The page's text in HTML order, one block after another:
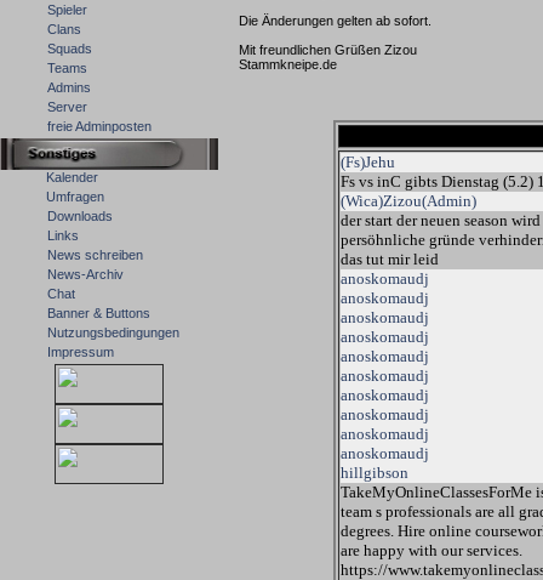
Spieler
Clans
Squads
Teams
Admins
Server
freie Adminposten
Kalender
Umfragen
Downloads
Links
News schreiben
News-Archiv
Chat
Banner & Buttons
Nutzungsbedingungen
Impressum
Die Änderungen gelten ab sofort.
Mit freundlichen Grüßen Zizou
Stammkneipe.de
(Fs)Jehu
Fs vs inC gibts Dienstag (5.2)
(Wica)Zizou(Admin)
der start der neuen season
persöhnliche gründe
das tut mir leid
anoskomaudj
anoskomaudj
anoskomaudj
anoskomaudj
anoskomaudj
anoskomaudj
anoskomaudj
anoskomaudj
anoskomaudj
anoskomaudj
hillgibson
TakeMyOnlineClassesForMe
team s professionals are all
degrees. Hire online
are happy with our services.
https://